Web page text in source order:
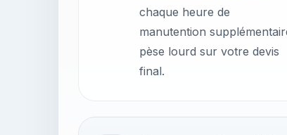
chaque heure de
manutention
pèse lourd sur votre devis
final.